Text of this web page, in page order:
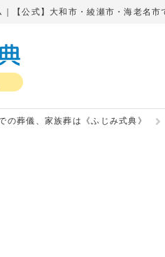
【公式】大和市・綾瀬市・海老名市
の葬儀、家族葬は《ふじみ式典》